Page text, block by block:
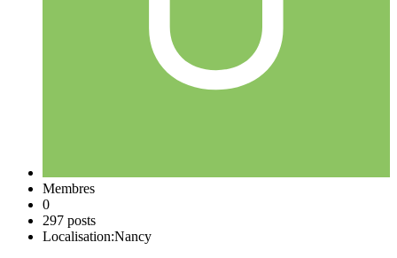
Membres
0
297 posts
Localisation:Nancy